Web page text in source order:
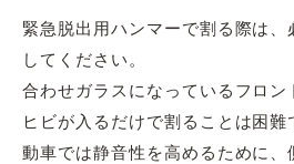
緊急脱出用ハンマーで割る際は
してください。
合わせガラスになっているフロン
ヒビが入るだけで割ることは困
動車では静音性を高めるために、